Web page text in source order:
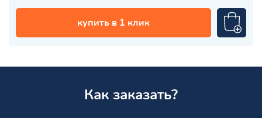
купить в 1 клик
Как заказать?